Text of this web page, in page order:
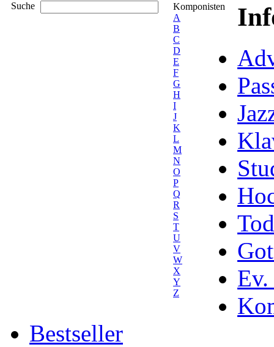
Suche
Komponisten
A
B
C
D
E
F
G
H
I
J
K
L
M
N
O
P
Q
R
S
T
U
V
W
X
Y
Z
Ev.
Bestseller